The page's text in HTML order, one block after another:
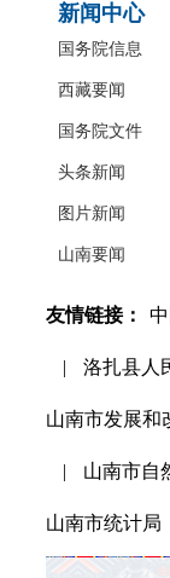
新闻中心
国务院信息
西藏要闻
国务院文件
头条新闻
图片新闻
山南要闻
友情链接：
| 洛扎县人
山南市发展和
| 山南市自
山南市统计局